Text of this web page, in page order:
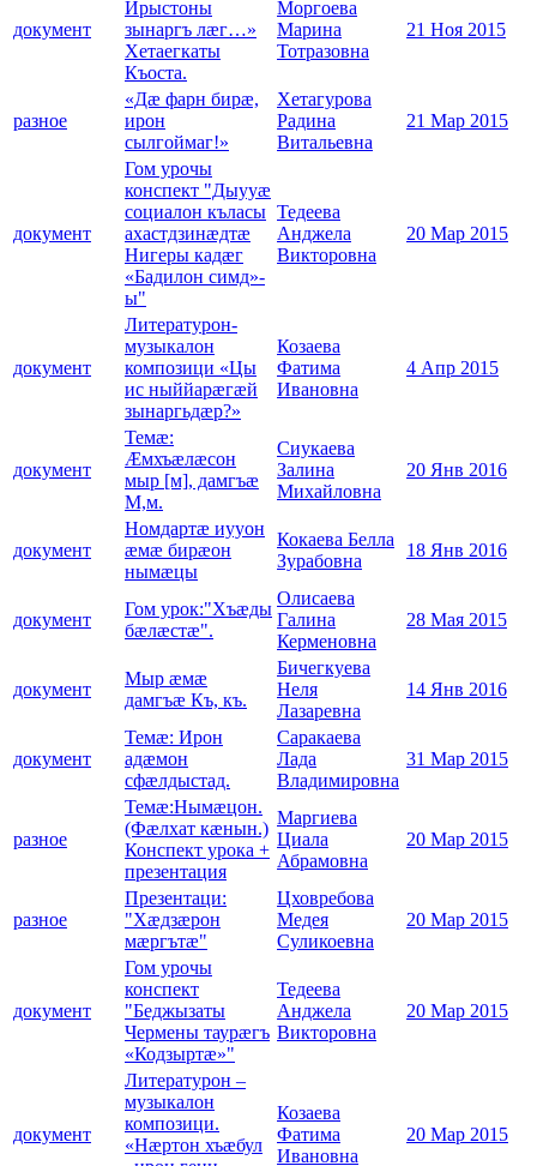
документ
Ирыстоны
зынаргъ лæг…»
Хетаегкаты
Къоста.
Моргоева
Марина
Тотразовна
21 Ноя 2015
разное
«Дæ фарн бирæ,
ирон
сылгоймаг!»
Хетагурова
Радина
Витальевна
21 Мар 2015
документ
Гом урочы
конспект "Дыууæ
социалон къласы
ахастдзинæдтæ
Нигеры кадæг
«Бадилон симд»-
ы"
Тедеева
Анджела
Викторовна
20 Мар 2015
документ
Литературон-
музыкалон
композици «Цы
ис ныййарæгæй
зынаргьдæр?»
Козаева
Фатима
Ивановна
4 Апр 2015
документ
Темæ:
Æмхъæлæсон
мыр [м], дамгъæ
М,м.
Сиукаева
Залина
Михайловна
20 Янв 2016
документ
Номдартæ иууон
æмæ бирæон
нымæцы
Кокаева Белла
Зурабовна
18 Янв 2016
документ
Гом урок:"Хъæды
бæлæстæ".
Олисаева
Галина
Керменовна
28 Мая 2015
документ
Мыр æмæ
дамгъæ Къ, къ.
Бичегкуева
Неля
Лазаревна
14 Янв 2016
документ
Темæ: Ирон
адæмон
сфæлдыстад.
Саракаева
Лада
Владимировна
31 Мар 2015
разное
Темæ:Нымæцон.
(Фæлхат кæнын.)
Конспект урока +
презентация
Маргиева
Циала
Абрамовна
20 Мар 2015
разное
Презентаци:
"Хæдзæрон
мæргътæ"
Цховребова
Медея
Суликоевна
20 Мар 2015
документ
Гом урочы
конспект
"Беджызаты
Чермены таурæгъ
«Кодзыртæ»"
Тедеева
Анджела
Викторовна
20 Мар 2015
документ
Литературон –
музыкалон
композици.
«Нæртон хъæбул
Козаева
Фатима
Ивановна
20 Мар 2015